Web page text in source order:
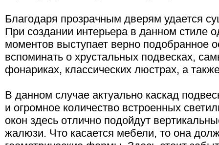
Благодаря прозрачным дверям удается
При создании интерьера в данном стиле
моментов выступает верно подобранное
вспоминать о хрустальных подвесках,
фонариках, классических люстрах, а
В данном случае актуально каскад
и огромное количество встроенных
окон здесь отлично подойдут
жалюзи. Что касается мебели, то она